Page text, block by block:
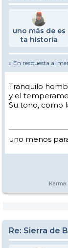
uno más de es
ta historia
» En respuesta al
Tranquilo
y el
Su tono, como
uno menos
Karma:
Re: Sierra de